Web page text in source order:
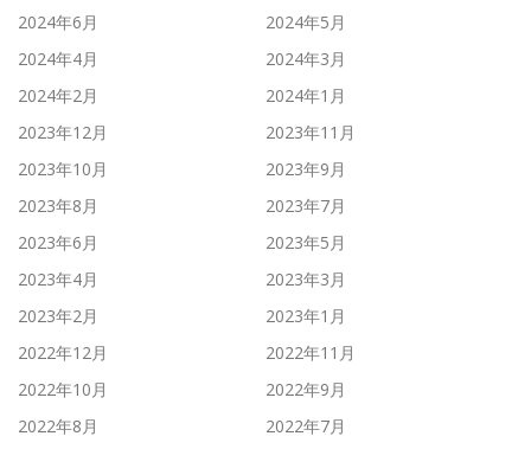
2024年6月
2024年5月
2024年4月
2024年3月
2024年2月
2024年1月
2023年12月
2023年11月
2023年10月
2023年9月
2023年8月
2023年7月
2023年6月
2023年5月
2023年4月
2023年3月
2023年2月
2023年1月
2022年12月
2022年11月
2022年10月
2022年9月
2022年8月
2022年7月